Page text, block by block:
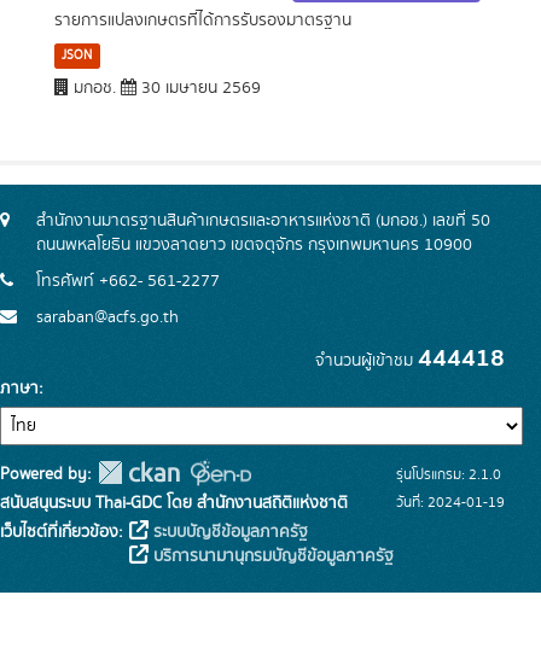
รายการแปลงเกษตรที่ได้การรับรองมาตรฐาน
JSON
มกอช. 30 เมษายน 2569
สำนักงานมาตรฐานสินค้าเกษตรและอาหารแห่งชาติ (มกอช.) เลขที่ 50
ถนนพหลโยธิน แขวงลาดยาว เขตจตุจักร กรุงเทพมหานคร 10900
โทรศัพท์ +662- 561-2277
saraban@acfs.go.th
จำนวนผู้เข้าชม 444418
ภาษา
Powered by:
สนับสนุนระบบ Thai-GDC โดย สำนักงานสถิติแห่งชาติ
เว็บไซต์ที่เกี่ยวข้อง:
ระบบบัญชีข้อมูลภาครัฐ
บริการนามานุกรมบัญชีข้อมูลภาครัฐ
รุ่นโปรแกรม: 2.1.0
วันที่: 2024-01-19